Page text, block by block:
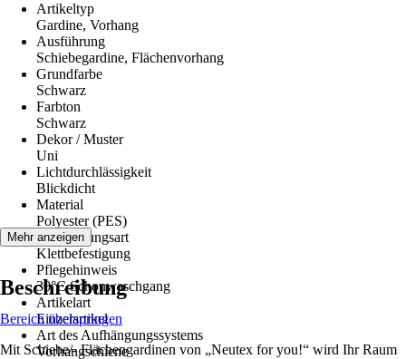
Artikeltyp
Gardine, Vorhang
Ausführung
Schiebegardine, Flächenvorhang
Grundfarbe
Schwarz
Farbton
Schwarz
Dekor / Muster
Uni
Lichtdurchlässigkeit
Blickdicht
Material
Polyester (PES)
Aufhängungsart
Klettbefestigung
Pflegehinweis
30°C Schonwaschgang
Artikelart
Einzelartikel
Art des Aufhängungssystems
Vorhangschiene
Mehr anzeigen
Beschreibung
Bereich überspringen
Mit Schiebe/- Flächengardinen von „Neutex for you!“ wird Ihr Raum